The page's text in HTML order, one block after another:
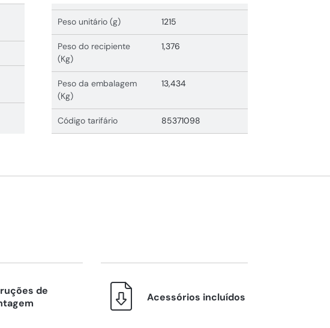
Peso unitário (g) 1215
Peso do recipiente
(Kg)
1,376
Peso da embalagem
(Kg)
13,434
Código tarifário 85371098
de
Acessórios incluídos